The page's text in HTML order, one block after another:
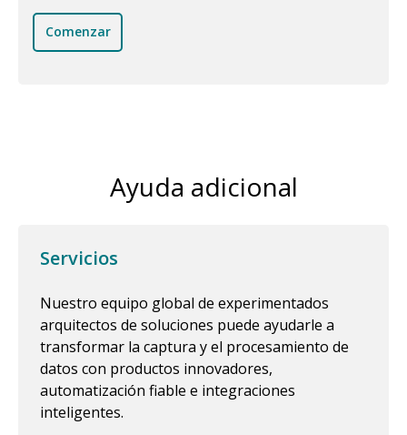
Comenzar
Ayuda adicional
Servicios
Nuestro equipo global de experimentados
arquitectos de soluciones puede ayudarle a
transformar la captura y el procesamiento de
datos con productos innovadores,
automatización fiable e integraciones
inteligentes.